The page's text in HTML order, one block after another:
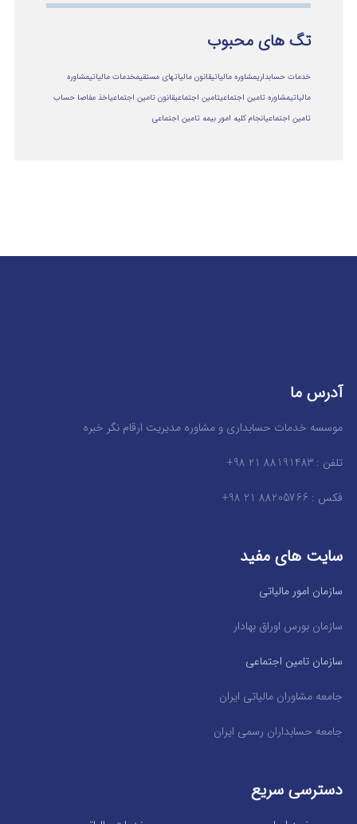
تگ های محبوب
خدمات حسابداریمشاوره مالیاتیقانون مالیاتهای مستقیمخدمات مالیاتیمشاوره
مالياتيمشاوره تامین اجتماعیتامین اجتماعیقانون تامین اجتماعیاخذ مفاصا حساب
تامین اجتماعیانجام کلیه امور بیمه تامین اجتماعی
آدرس ما
موسسه خدمات حسابداری و مشاوره مدیریت ارقام نگر خبره
تلفن : 88191483 21 98+
فکس : 88205766 21 98+
سایت های مفید
سازمان امور مالیاتی
سازمان بورس اوراق بهادار
سازمان تامین اجتماعی
جامعه مشاوران مالیاتی ایران
جامعه حسابداران رسمی ایران
دسترسی سریع